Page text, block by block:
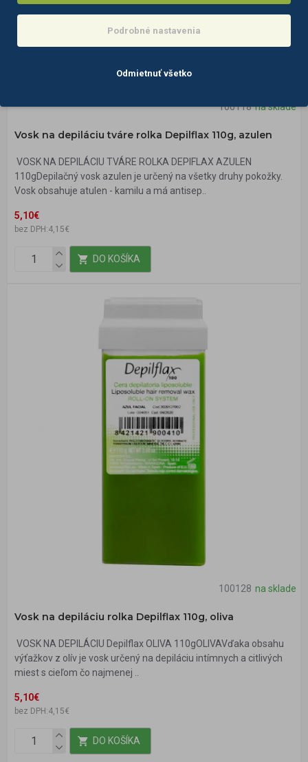
100118 na sklade
Vosk na depiláciu tváre rolka Depilflax 110g, azulen
VOSK NA DEPILÁCIU TVÁRE ROLKA DEPIFLAX AZULEN
110gDepilačný vosk azulen je určený na všetky druhy pokožky.
Vosk obsahuje atulen - kamilu a má antisep..
5,10€
bez DPH:4,15€
DO KOŠÍKA
100128 na sklade
Vosk na depiláciu rolka Depilflax 110g, oliva
VOSK NA DEPILÁCIU Depilflax OLIVA 110gOLIVAVďaka obsahu
výťažkov z olív je vosk určený na depiláciu intímnych a citlivých
miest s cieľom čo najmenej ..
5,10€
bez DPH:4,15€
DO KOŠÍKA
Podrobné nastavenia
Odmietnuť všetko